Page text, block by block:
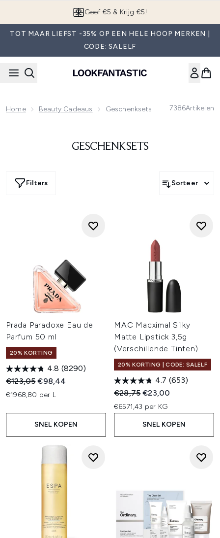
Geef €5 & Krijg €5!
TOT MAAR LIEFST -35% OP EEN HELE HOOP MERKEN |
CODE: SALELF
Home Beauty Cadeaus Geschenksets 7386Artikelen
GESCHENKSETS
Filters Sorteer
Prada Paradoxe Eau de
Parfum 50 ml
20% KORTING
4.8 (8290)
Recommended Retail Price:
€123,05Huidige prijs:
€98,44
€1968,80 per L
SNEL KOPEN
MAC Macximal Silky
Matte Lipstick 3,5g
(Verschillende Tinten)
20% KORTING | CODE: SALELF
4.7 (653)
Recommended Retail Price:
€28,75Huidige prijs:
€23,00
€6571,43 per KG
SNEL KOPEN